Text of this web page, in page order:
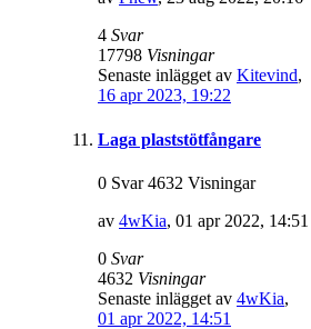
4 Svar
17798 Visningar
Senaste inlägget av Kitevind,
16 apr 2023, 19:22
Laga plaststötfångare
0 Svar 4632 Visningar
av 4wKia, 01 apr 2022, 14:51
0 Svar
4632 Visningar
Senaste inlägget av 4wKia,
01 apr 2022, 14:51